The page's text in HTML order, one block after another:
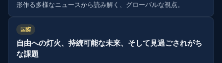
形作る多様なニュースから読み解く、グローバルな視点。
国際
自由への灯火、持続可能な未来、そして見過ごされがち
な課題